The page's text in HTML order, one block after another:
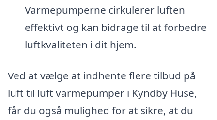
Varmepumperne cirkulerer luften
effektivt og kan bidrage til at forbedre
luftkvaliteten i dit hjem.
Ved at vælge at indhente flere tilbud på
luft til luft varmepumper i Kyndby Huse,
får du også mulighed for at sikre, at du